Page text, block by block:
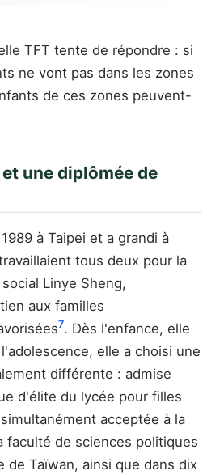
TFT tente de répondre : si
ne vont pas dans les zones
de ces zones peuvent-
une diplômée de
à Taipei et a grandi à
tous deux pour la
Linye Sheng,
aux familles
7. Dès l'enfance, elle
elle a choisi une
différente : admise
d'élite du lycée pour filles
acceptée à la
faculté de sciences politiques
de Taïwan, ainsi que dans dix